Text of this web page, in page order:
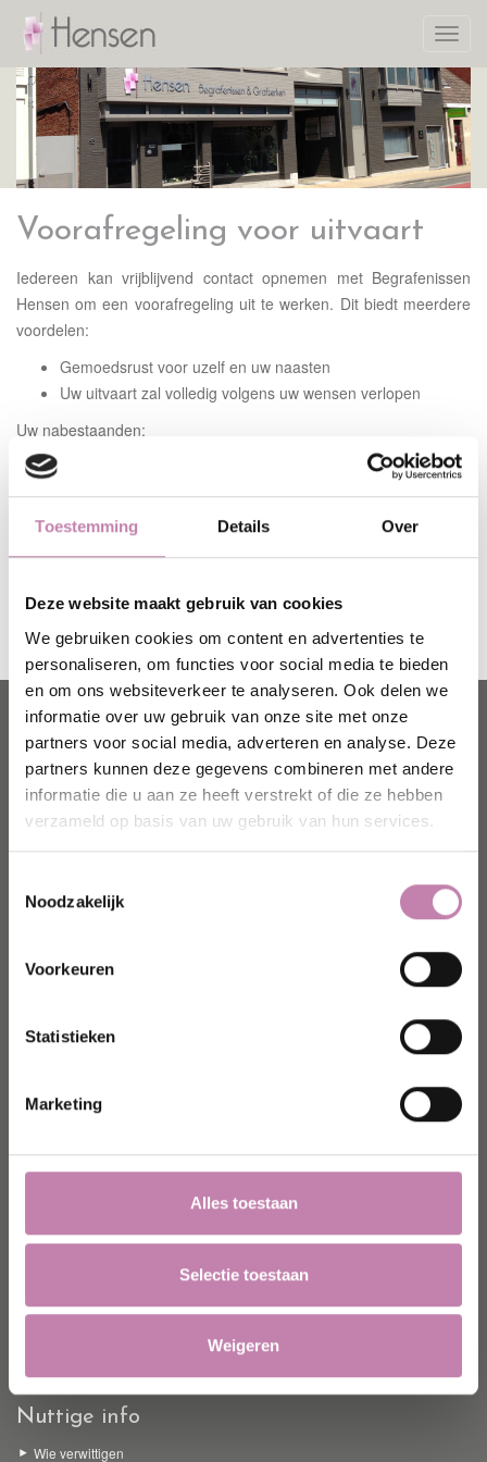
Toestemming Details Over
Deze website maakt gebruik van cookies
We gebruiken cookies om content en advertenties te
personaliseren, om functies voor social media te bieden
en om ons websiteverkeer te analyseren. Ook delen we
informatie over uw gebruik van onze site met onze
partners voor social media, adverteren en analyse. Deze
partners kunnen deze gegevens combineren met andere
informatie die u aan ze heeft verstrekt of die ze hebben
verzameld op basis van uw gebruik van hun services.
Noodzakelijk
Voorkeuren
Statistieken
Marketing
Alles toestaan
Selectie toestaan
Weigeren
Voorafregeling voor uitvaart
Iedereen kan vrijblijvend contact opnemen met Begrafenissen
Hensen om een voorafregeling uit te werken. Dit biedt meerdere
voordelen:
Gemoedsrust voor uzelf en uw naasten
Uw uitvaart zal volledig volgens uw wensen verlopen
Uw nabestaanden:
moeten zich geen zorgen maken over veel praktische
regelingen
weten duidelijk wat u wenste
kunnen psychologische begeleiding genieten indien
Contactgegevens
HensenBegrafenissen & Grafzerken
Stationsstraat 98
B-2910 Essen
tel 03 667 20 95
info@begrafenissenhensen.be
zaterdag > 9:00u - 17:00u
Rouwbrieven
Cookie & Privacy statement
Nuttige info
Wie verwittigen